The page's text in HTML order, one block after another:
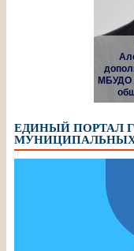
МБУДО
ЕДИНЫЙ ПОРТАЛ